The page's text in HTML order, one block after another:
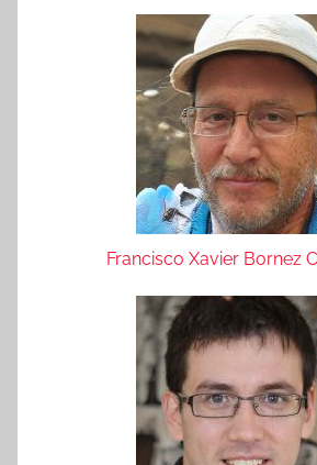
Francisco Xavier Bornez